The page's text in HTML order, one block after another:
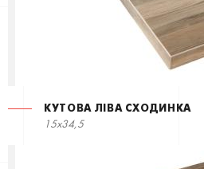
КУТОВА ЛІВА СХОДИНКА
15x34,5